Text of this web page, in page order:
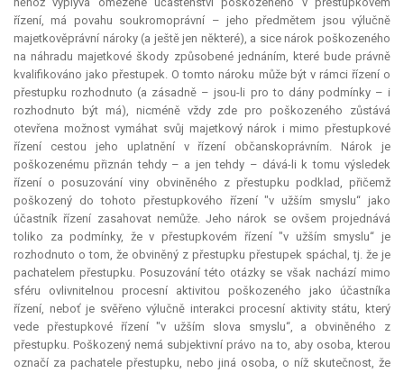
řízení, má povahu soukromoprávní – jeho předmětem jsou výlučně
majetkověprávní nároky (a ještě jen některé), a sice nárok poškozeného
na náhradu majetkové škody způsobené jednáním, které bude právně
kvalifikováno jako přestupek. O tomto nároku může být v rámci řízení o
přestupku rozhodnuto (a zásadně – jsou-li pro to dány podmínky – i
rozhodnuto být má), nicméně vždy zde pro poškozeného zůstává
otevřena možnost vymáhat svůj majetkový nárok i mimo přestupkové
řízení cestou jeho uplatnění v řízení občanskoprávním. Nárok je
poškozenému přiznán tehdy – a jen tehdy – dává-li k tomu výsledek
řízení o posuzování viny obviněného z přestupku podklad, přičemž
poškozený do tohoto přestupkového řízení "v užším smyslu“ jako
účastník řízení zasahovat nemůže. Jeho nárok se ovšem projednává
toliko za podmínky, že v přestupkovém řízení "v užším smyslu“ je
rozhodnuto o tom, že obviněný z přestupku přestupek spáchal, tj. že je
pachatelem přestupku. Posuzování této otázky se však nachází mimo
sféru ovlivnitelnou procesní aktivitou poškozeného jako účastníka
řízení, neboť je svěřeno výlučně interakci procesní aktivity státu, který
vede přestupkové řízení "v užším slova smyslu“, a obviněného z
přestupku. Poškozený nemá subjektivní právo na to, aby osoba, kterou
označí za pachatele přestupku, nebo jiná osoba, o níž skutečnost, že